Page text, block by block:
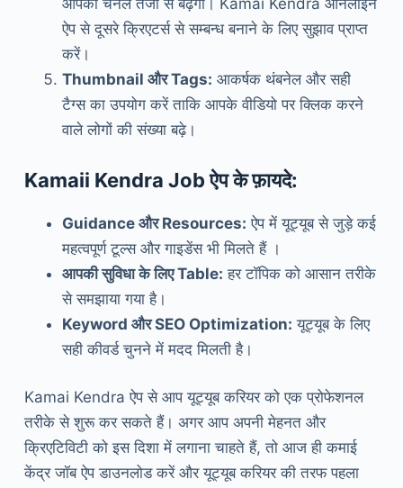
आपका चैनल तेजी से बढ़ेगा। Kamai Kendra ऑनलाइन
ऐप से दूसरे क्रिएटर्स से सम्बन्ध बनाने के लिए सुझाव प्राप्त
करें।
Thumbnail और Tags: आकर्षक थंबनेल और सही
टैग्स का उपयोग करें ताकि आपके वीडियो पर क्लिक करने
वाले लोगों की संख्या बढ़े।
Kamaii Kendra Job ऐप के फ़ायदे:
Guidance और Resources: ऐप में यूट्यूब से जुड़े कई
महत्वपूर्ण टूल्स और गाइडेंस भी मिलते हैं ।
आपकी सुविधा के लिए Table: हर टॉपिक को आसान तरीके
से समझाया गया है।
Keyword और SEO Optimization: यूट्यूब के लिए
सही कीवर्ड चुनने में मदद मिलती है।
Kamai Kendra ऐप से आप यूट्यूब करियर को एक प्रोफेशनल
तरीके से शुरू कर सकते हैं। अगर आप अपनी मेहनत और
क्रिएटिविटी को इस दिशा में लगाना चाहते हैं, तो आज ही कमाई
केंद्र जॉब ऐप डाउनलोड करें और यूट्यूब करियर की तरफ पहला